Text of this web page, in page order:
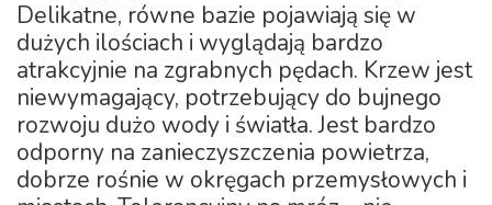
Delikatne, równe bazie pojawiają się w
dużych ilościach i wyglądają bardzo
atrakcyjnie na zgrabnych pędach. Krzew jest
niewymagający, potrzebujący do bujnego
rozwoju dużo wody i światła. Jest bardzo
odporny na zanieczyszczenia powietrza,
dobrze rośnie w okręgach przemysłowych i